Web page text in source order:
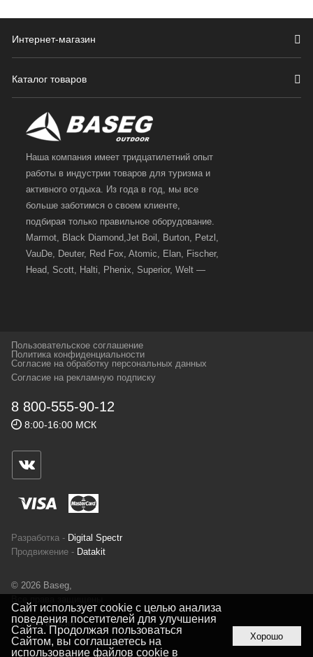
Интернет-магазин
Каталог товаров
Наша компания имеет тридцатилетний опыт
работы в индустрии товаров для туризма и
активного отдыха. Из года в год, мы все
больше заботимся о своем клиенте,
подбирая только правильное оборудование.
Marmot, Black Diamond,Jet Boil, Burton, Petzl,
VauDe, Deuter, Red Fox, Atomic, Elan, Fischer,
Head, Scott, Halti, Phenix, Superior, Welt —
и взыскательных путешественников,
спортсменов и отдыхающих.
Геннадьевич
ИНН 590300057023 ОГРН 304590319000121
ул.Советская, 25, магазин Басег.
Тел./факс (342) 2101242
Пользовательское соглашение
Политика конфиденциальности
Согласие на обработку персональных данных
Согласие на рекламную подписку
8 800-555-90-12
8:00-16:00 МСК
Разработка - Digital Spectr
Продвижение - Datakit
© 2026 Baseg,
Полная версия
Сайт использует cookie с целью анализа
поведения посетителей для улучшения
Сайта. Продолжая пользоваться
Сайтом, вы соглашаетесь на
использование файлов cookie в
Хорошо